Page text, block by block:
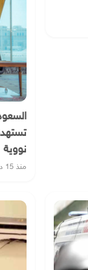
نووية
منذ 15 دقيقة